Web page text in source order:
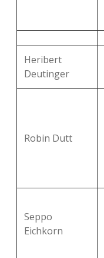
Heribert
Deutinger
Robin Dutt
Seppo
Eichkorn